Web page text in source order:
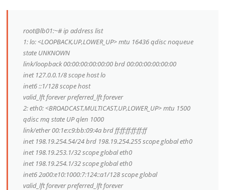
root@lb01:~# ip address list
1: lo: <LOOPBACK,UP,LOWER_UP> mtu 16436 qdisc noqueue
state UNKNOWN
link/loopback 00:00:00:00:00:00 brd 00:00:00:00:00:00
inet 127.0.0.1/8 scope host lo
inet6 ::1/128 scope host
valid_lft forever preferred_lft forever
2: eth0: <BROADCAST,MULTICAST,UP,LOWER_UP> mtu 1500
qdisc mq state UP qlen 1000
link/ether 00:1e:c9:bb:09:4a brd ff:ff:ff:ff:ff:ff
inet 198.19.254.54/24 brd 198.19.254.255 scope global eth0
inet 198.19.253.1/32 scope global eth0
inet 198.19.254.1/32 scope global eth0
inet6 2a00:e10:1000:7:124::a1/128 scope global
valid_lft forever preferred_lft forever